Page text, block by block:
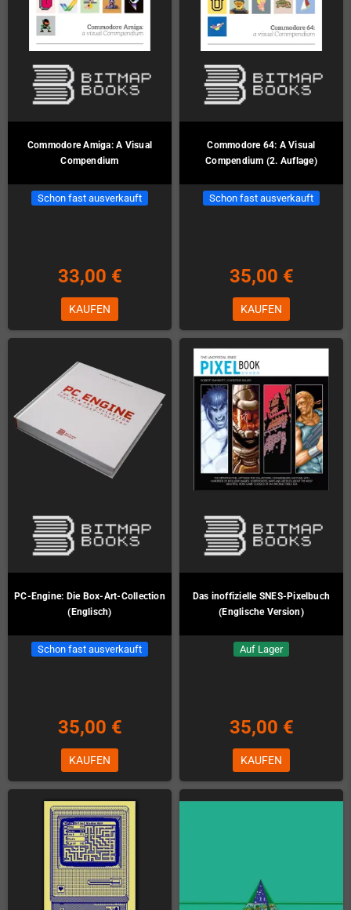
Commodore Amiga: A Visual
Compendium
Schon fast ausverkauft
33,00 €
KAUFEN
Commodore 64: A Visual
Compendium (2. Auflage)
Schon fast ausverkauft
35,00 €
KAUFEN
PC-Engine: Die Box-Art-Collection
(Englisch)
Schon fast ausverkauft
35,00 €
KAUFEN
Das inoffizielle SNES-Pixelbuch
(Englische Version)
Auf Lager
35,00 €
KAUFEN